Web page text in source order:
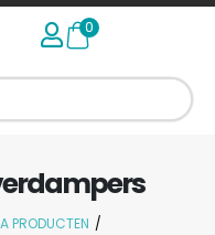
0
PRODUCTEN /